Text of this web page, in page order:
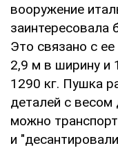
вооружение
заинтересовала
Это связано с
2,9 м в ширину и
1290 кг. Пушка
деталей с
можно
и